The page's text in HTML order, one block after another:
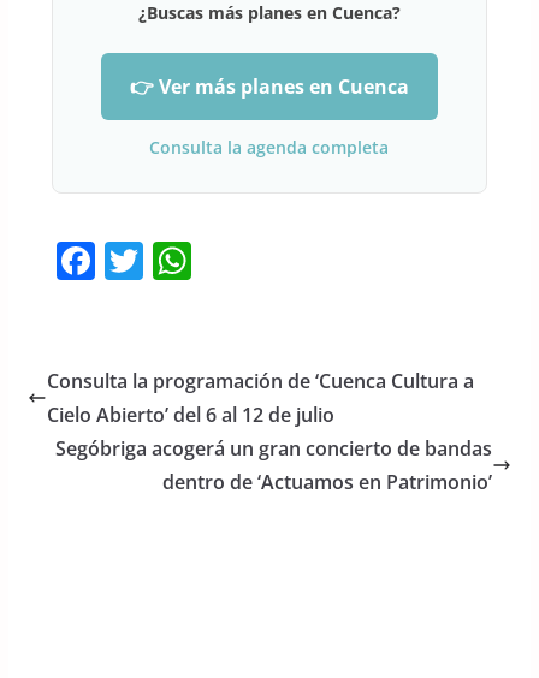
¿Buscas más planes en Cuenca?
👉 Ver más planes en Cuenca
Consulta la agenda completa
F
e
b
o
T
er
W
s
A
p
p
Consulta la programación de ‘Cuenca Cultura a
Cielo Abierto’ del 6 al 12 de julio
Segóbriga acogerá un gran concierto de bandas
dentro de ‘Actuamos en Patrimonio’